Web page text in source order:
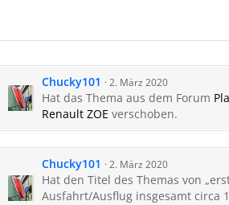
Chucky101 2. März 2020
Hat das Thema aus dem Forum
Renault ZOE verschoben.
Chucky101 2. März 2020
Hat den Titel des Themas von
Ausfahrt/Ausflug insgesamt circa